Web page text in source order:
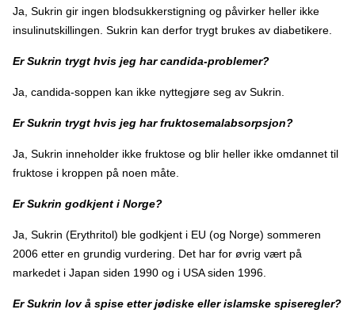
Ja, Sukrin gir ingen blodsukkerstigning og påvirker heller ikke
insulinutskillingen. Sukrin kan derfor trygt brukes av diabetikere.
Er Sukrin trygt hvis jeg har candida-problemer?
Ja, candida-soppen kan ikke nyttegjøre seg av Sukrin.
Er Sukrin trygt hvis jeg har fruktosemalabsorpsjon?
Ja, Sukrin inneholder ikke fruktose og blir heller ikke omdannet til
fruktose i kroppen på noen måte.
Er Sukrin godkjent i Norge?
Ja, Sukrin (Erythritol) ble godkjent i EU (og Norge) sommeren
2006 etter en grundig vurdering. Det har for øvrig vært på
markedet i Japan siden 1990 og i USA siden 1996.
Er Sukrin lov å spise etter jødiske eller islamske spiseregler?